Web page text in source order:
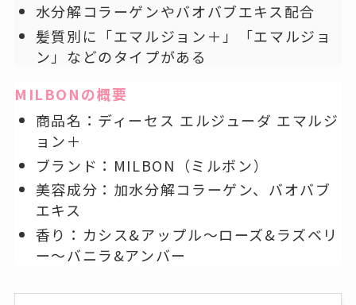
水分解コラーゲンやバオバブエキス配合
髪質別に「エマルジョン＋」「エマルジョ
ン」などのタイプがある
MILBONの概要
商品名：ディーセス エルジューダ エマルジ
ョン＋
ブランド：MILBON（ミルボン）
美容成分：加水分解コラーゲン、バオバブ
エキス
香り：カシス&アップル～ローズ&ラズベリ
ー～バニラ&アンバー